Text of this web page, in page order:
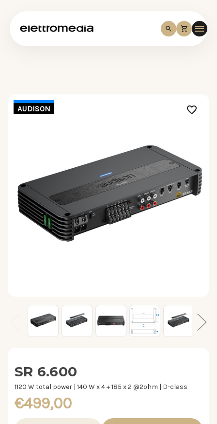
AUDISON
SR 6.600
1120 W total power | 140 W x 4 + 185 x 2 @2ohm | D-class
€499,00